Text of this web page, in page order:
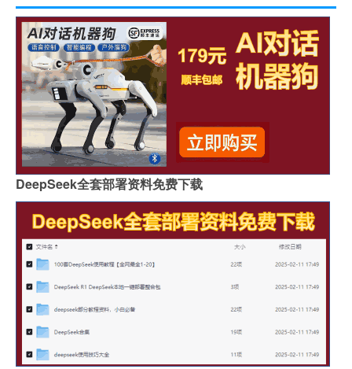
DeepSeek全套部署资料免费下载